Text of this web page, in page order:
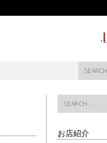
Search
for:
Search
for:
お店紹介